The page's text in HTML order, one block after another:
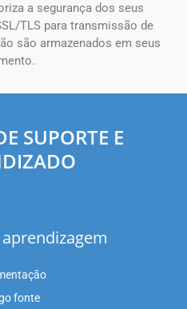
a segurança dos seus
TLS para transmissão de
são armazenados em seus
SUPORTE E
fonte